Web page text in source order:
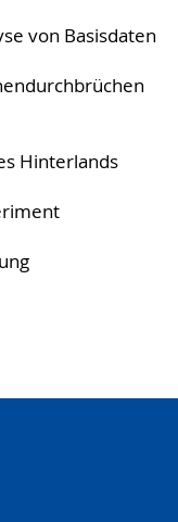
von Basisdaten
Hinterlands